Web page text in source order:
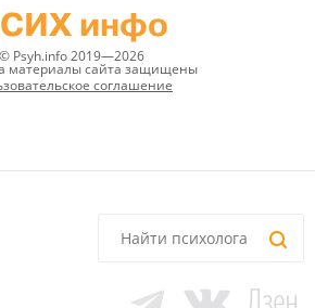
инфо
© Psyh.info 2019—2026
материалы сайта защищены
соглашение